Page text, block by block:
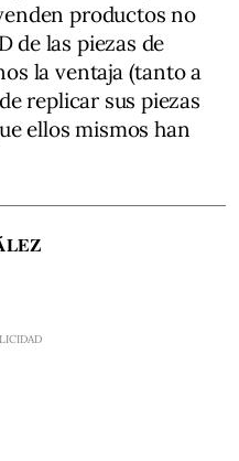
productos no
de las piezas de
la ventaja (tanto a
replicar sus piezas
ellos mismos han